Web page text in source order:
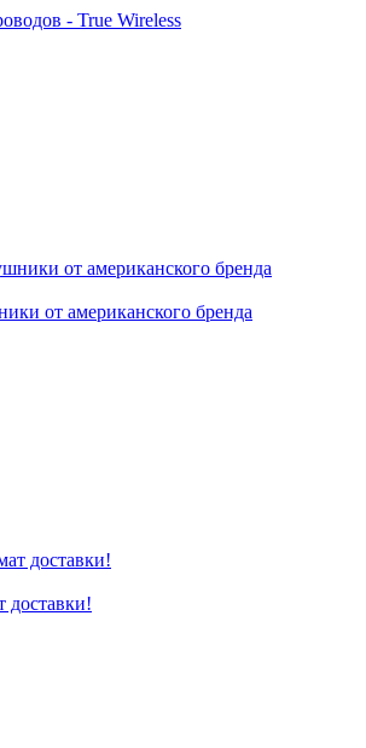
- True Wireless
от американского бренда